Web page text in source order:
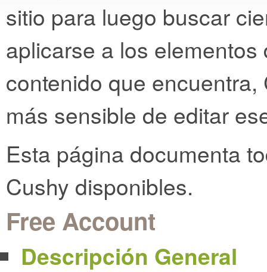
sitio para luego buscar
aplicarse a los
contenido que
más sensible de editar
Esta página documenta
Cushy disponibles.
Free Account
Descripción General